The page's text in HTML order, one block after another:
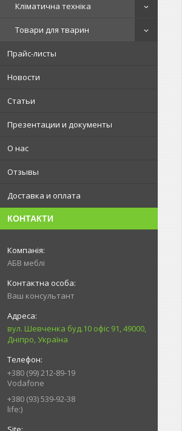
Кліматична техніка
Товари для тварин
Прайс-листы
Новости
Статьи
Презентации и документы
О нас
Отзывы
Доставка и оплата
КОНТАКТИ
АБВ меблі
Ваш консультант
вул. Шевченка буд.10 офіс 91, 49000,
Дніпро, Україна
+380 (99) 212-89-19
Vodafone
+380 (93) 539-92-38
life:)